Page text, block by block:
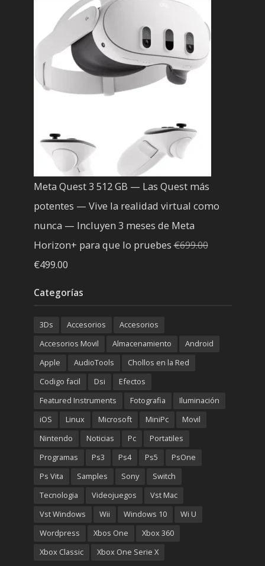
original
era:
€200.00.
es:
Meta Quest 3 512 GB — Las Quest más
potentes — Vive la realidad virtual como
nunca — Incluyen 3 meses de Meta
Horizon+ para que lo pruebes€699.00
El
original
era:
€699.00.
€499.00El
es:
€499.00.
Categorías
3Ds Accesorios
Accesorios
Accesorios Movil
Almacenamiento
Android
Apple
AudioTools
Chollos en la Red
Codigo facil
Dsi
Efectos
Featured Instruments
Fotografia
Iluminación
iOS
Linux Microsoft MiniPc
Movil
Nintendo
Noticias Pc
Portatiles
Programas
Ps3 Ps4 Ps5
PsOne
Ps Vita
Samples Sony
Switch
Tecnologia
Videojuegos
Vst Mac
Vst Windows
Wii Windows 10
Wi U
Wordpress
Xbos One
Xbox 360
Xbox Classic
Xbox One Serie X